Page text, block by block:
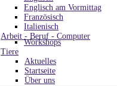
Englisch am Vormittag
Französisch
Italienisch
Arbeit - Beruf - Computer
Workshops
Tiere
Aktuelles
Startseite
Über uns